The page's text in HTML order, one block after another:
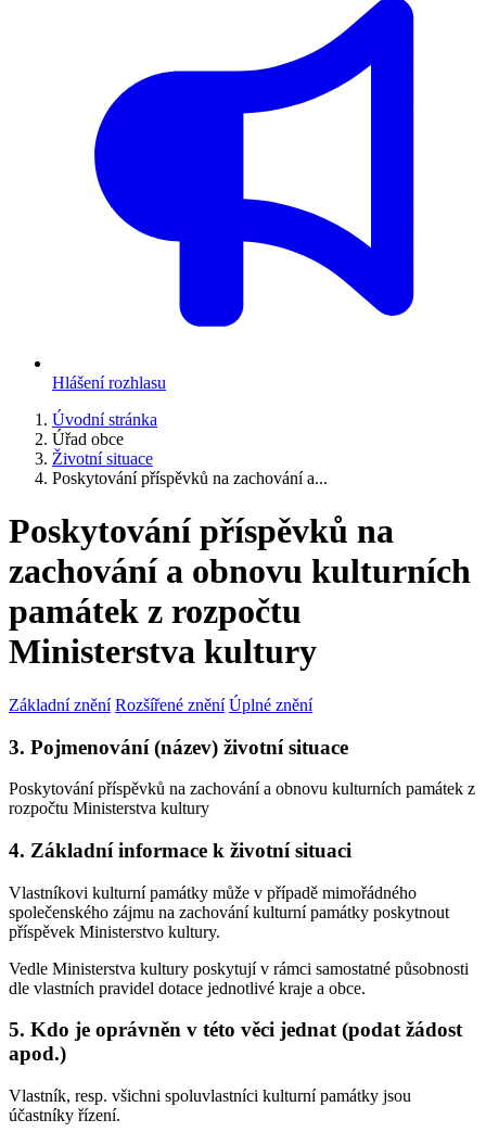
Hlášení rozhlasu
Úvodní stránka
Úřad obce
Životní situace
Poskytování příspěvků na zachování a...
Poskytování příspěvků na
zachování a obnovu kulturních
památek z rozpočtu
Ministerstva kultury
Základní znění Rozšířené znění Úplné znění
3. Pojmenování (název) životní situace
Poskytování příspěvků na zachování a obnovu kulturních památek z
rozpočtu Ministerstva kultury
4. Základní informace k životní situaci
Vlastníkovi kulturní památky může v případě mimořádného
společenského zájmu na zachování kulturní památky poskytnout
příspěvek Ministerstvo kultury.
Vedle Ministerstva kultury poskytují v rámci samostatné působnosti
dle vlastních pravidel dotace jednotlivé kraje a obce.
5. Kdo je oprávněn v této věci jednat (podat žádost
apod.)
Vlastník, resp. všichni spoluvlastníci kulturní památky jsou
účastníky řízení.